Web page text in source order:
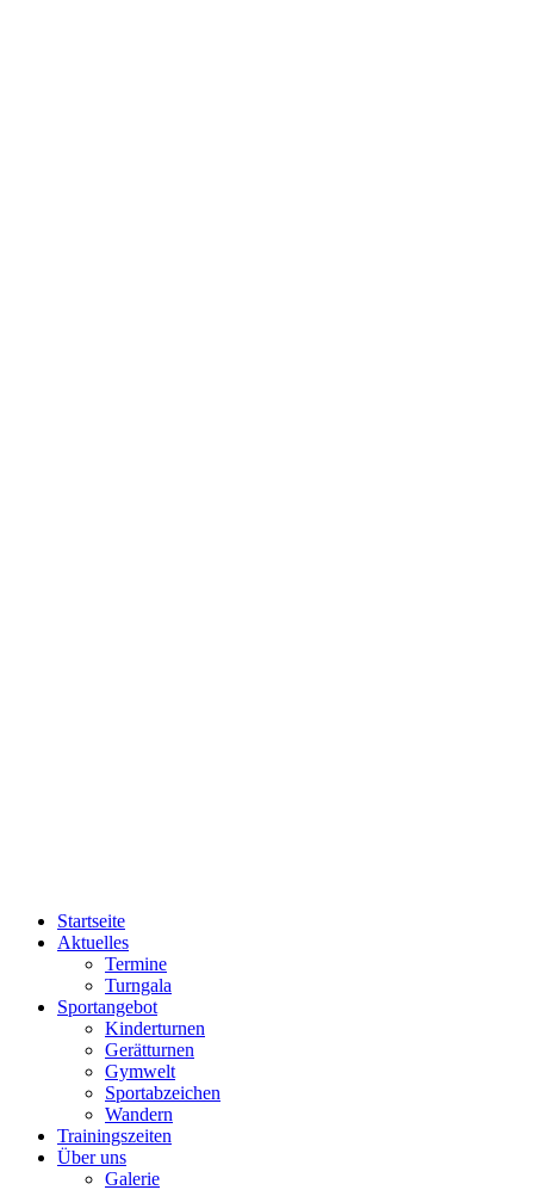
Startseite
Aktuelles
Termine
Turngala
Sportangebot
Kinderturnen
Gerätturnen
Gymwelt
Sportabzeichen
Wandern
Trainingszeiten
Über uns
Galerie